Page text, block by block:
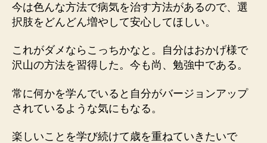
今は色んな方法で病気を治す方法があるので、選
択肢をどんどん増やして安心してほしい。
これがダメならこっちかなと。自分はおかげ様で
沢山の方法を習得した。今も尚、勉強中である。
常に何かを学んでいると自分がバージョンアップ
されているような気にもなる。
楽しいことを学び続けて歳を重ねていきたいで